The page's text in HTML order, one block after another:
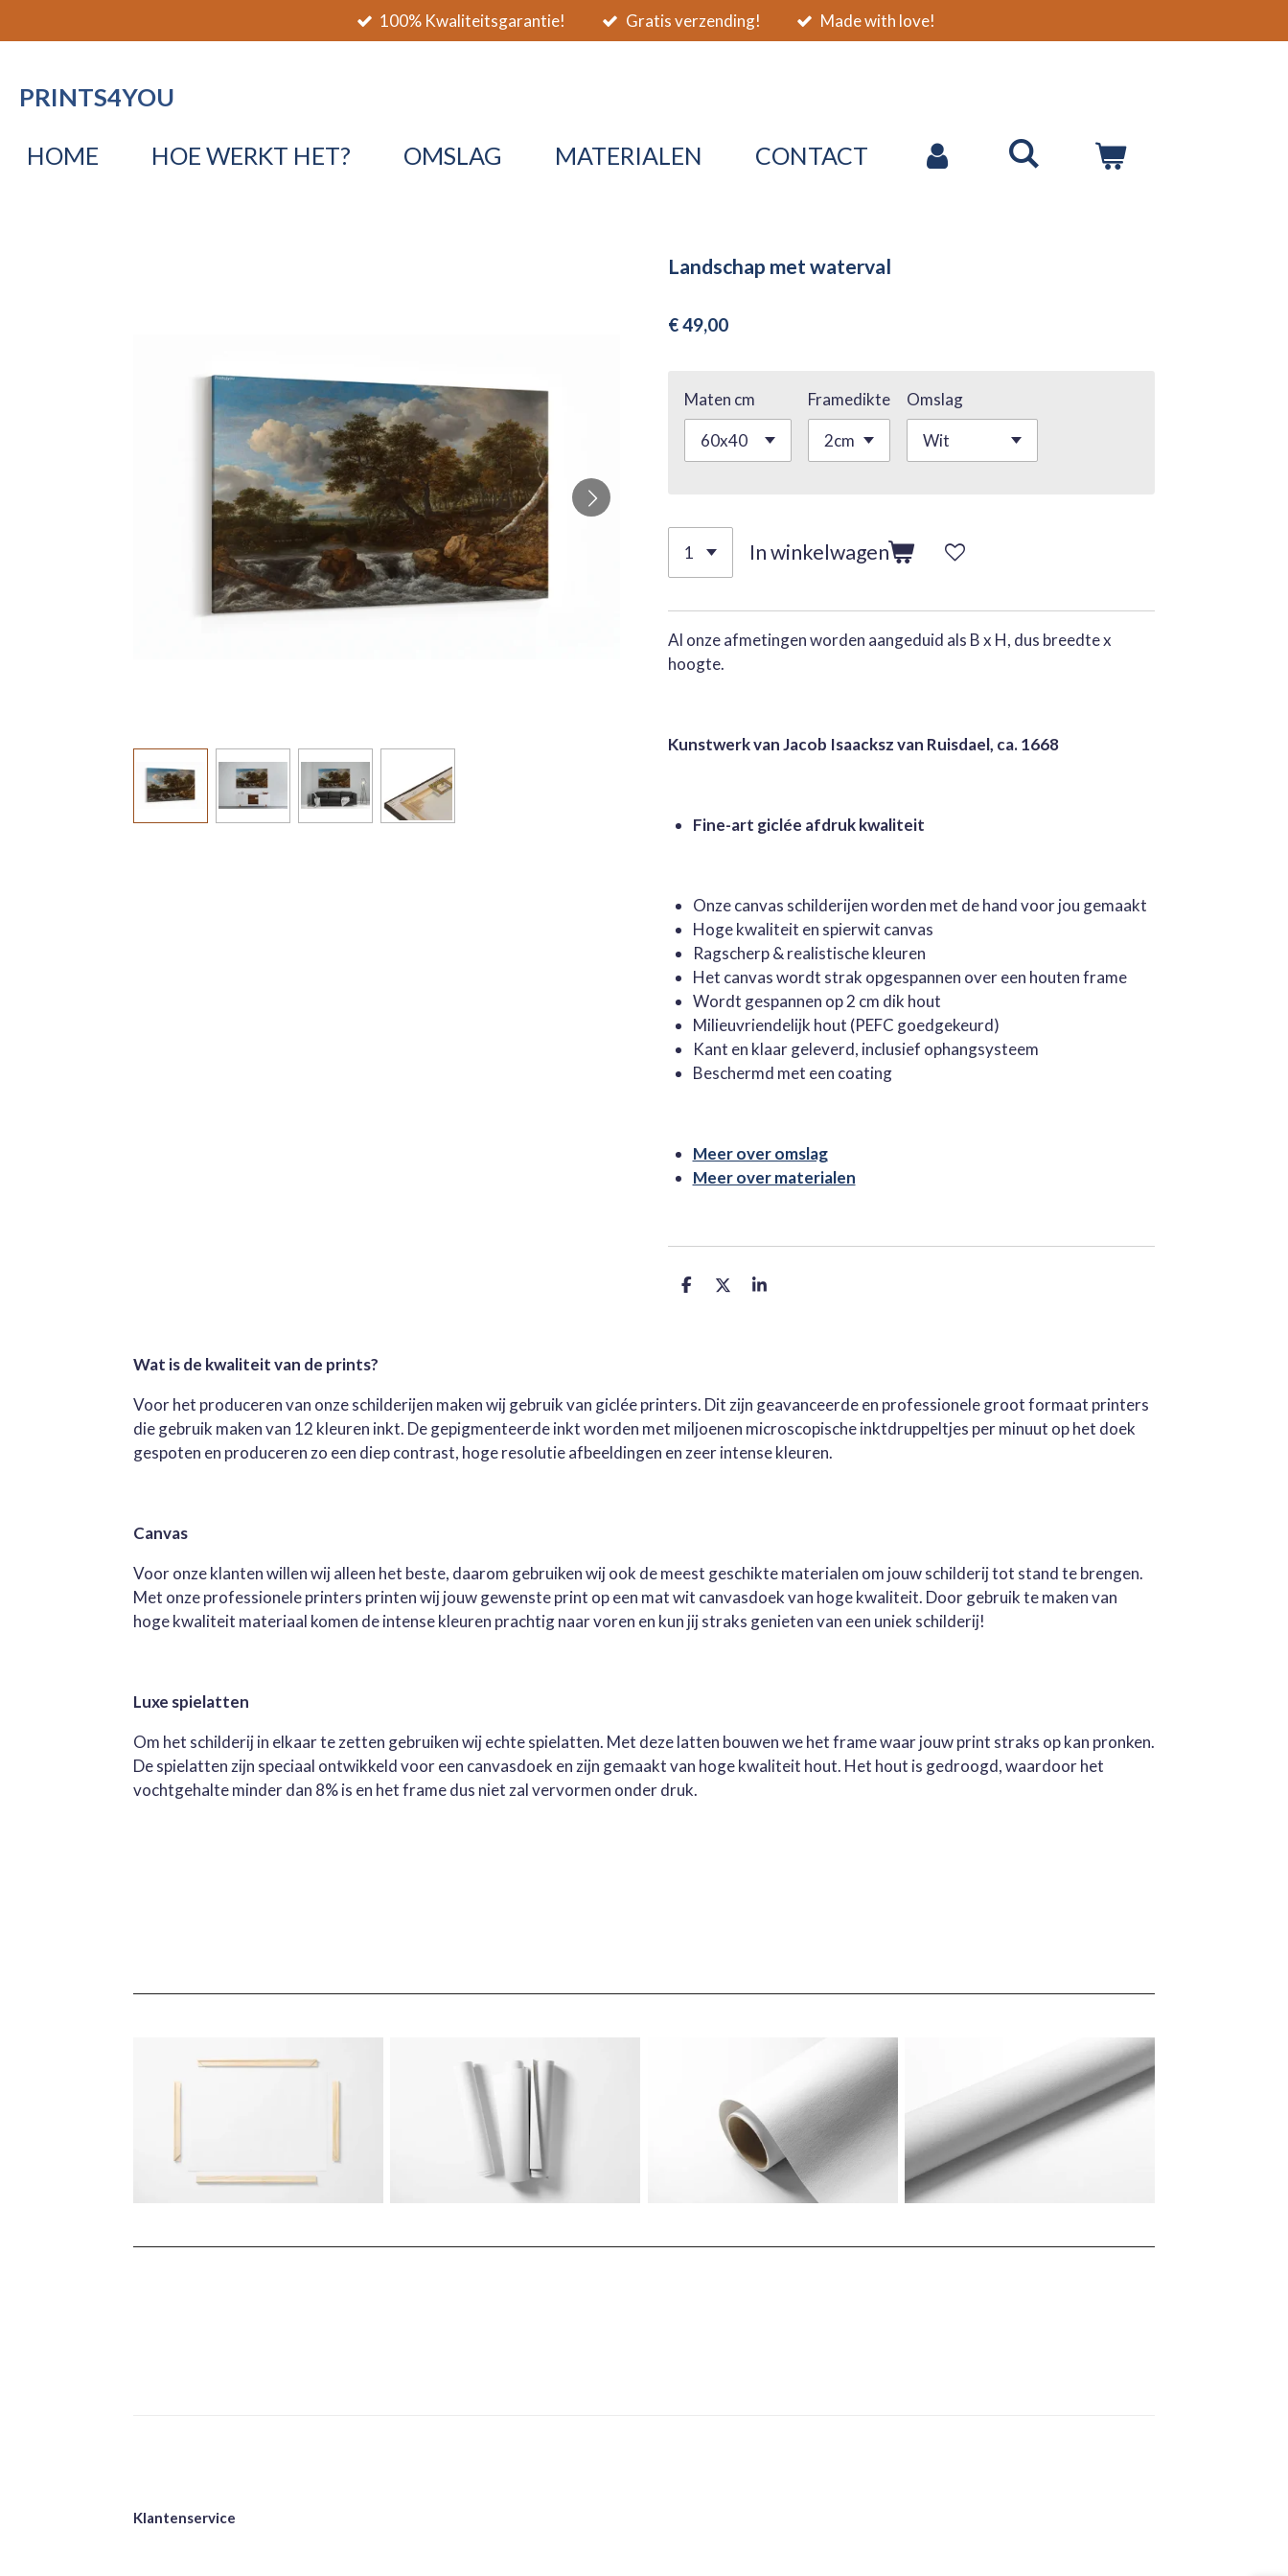
direct
de
100% Kwaliteitsgarantie! Gratis verzending! Made with love!
PRINTS4YOU
HOME HOE WERKT HET? OMSLAG MATERIALEN CONTACT
Landschap met waterval
€ 49,00
Maten cm Framedikte Omslag
In winkelwagen
Al onze afmetingen worden aangeduid als B x H, dus breedte x
hoogte.
Kunstwerk van Jacob Isaacksz van Ruisdael, ca. 1668
Fine-art giclée afdruk kwaliteit
Onze canvas schilderijen worden met de hand voor jou gemaakt
Hoge kwaliteit en spierwit canvas
Ragscherp & realistische kleuren
Het canvas wordt strak opgespannen over een houten frame
Wordt gespannen op 2 cm dik hout
Milieuvriendelijk hout (PEFC goedgekeurd)
Kant en klaar geleverd, inclusief ophangsysteem
Beschermd met een coating
Meer over omslag
Meer over materialen
D
D
S
Wat is de kwaliteit van de prints?
Voor het produceren van onze schilderijen maken wij gebruik van giclée printers. Dit zijn geavanceerde en professionele groot formaat printers
die gebruik maken van 12 kleuren inkt. De gepigmenteerde inkt worden met miljoenen microscopische inktdruppeltjes per minuut op het doek
gespoten en produceren zo een diep contrast, hoge resolutie afbeeldingen en zeer intense kleuren.
Canvas
Voor onze klanten willen wij alleen het beste, daarom gebruiken wij ook de meest geschikte materialen om jouw schilderij tot stand te brengen.
Met onze professionele printers printen wij jouw gewenste print op een mat wit canvasdoek van hoge kwaliteit. Door gebruik te maken van
hoge kwaliteit materiaal komen de intense kleuren prachtig naar voren en kun jij straks genieten van een uniek schilderij!
Luxe spielatten
Om het schilderij in elkaar te zetten gebruiken wij echte spielatten. Met deze latten bouwen we het frame waar jouw print straks op kan pronken.
De spielatten zijn speciaal ontwikkeld voor een canvasdoek en zijn gemaakt van hoge kwaliteit hout. Het hout is gedroogd, waardoor het
vochtgehalte minder dan 8% is en het frame dus niet zal vervormen onder druk.
Klantenservice